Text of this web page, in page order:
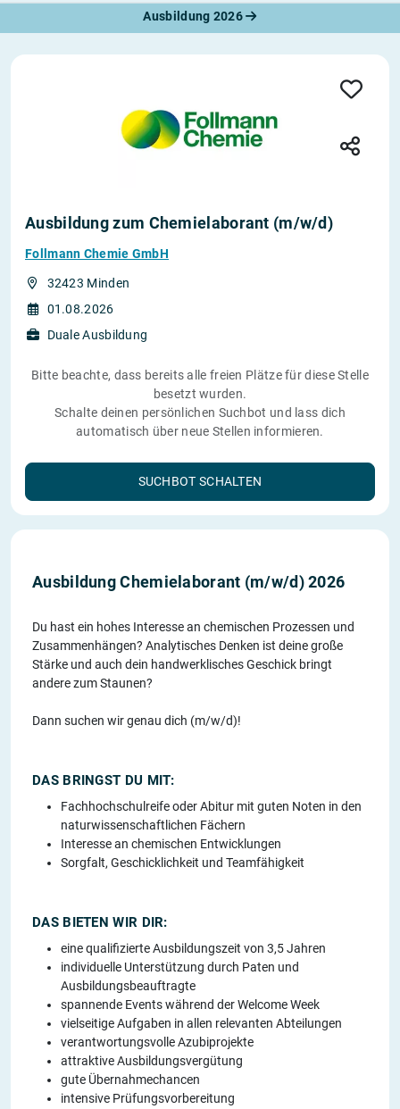
Ausbildung 2026
Ausbildung zum Chemielaborant (m/w/d)
Follmann Chemie GmbH
32423 Minden
01.08.2026
Duale Ausbildung
Bitte beachte, dass bereits alle freien Plätze für diese Stelle
besetzt wurden.
Schalte deinen persönlichen Suchbot und lass dich
automatisch über neue Stellen informieren.
SUCHBOT SCHALTEN
Ausbildung Chemielaborant (m/w/d) 2026
Du hast ein hohes Interesse an chemischen Prozessen und
Zusammenhängen? Analytisches Denken ist deine große
Stärke und auch dein handwerklisches Geschick bringt
andere zum Staunen?
Dann suchen wir genau dich (m/w/d)!
DAS BRINGST DU MIT:
Fachhochschulreife oder Abitur mit guten Noten in den
naturwissenschaftlichen Fächern
Interesse an chemischen Entwicklungen
Sorgfalt, Geschicklichkeit und Teamfähigkeit
DAS BIETEN WIR DIR:
eine qualifizierte Ausbildungszeit von 3,5 Jahren
individuelle Unterstützung durch Paten und
Ausbildungsbeauftragte
spannende Events während der Welcome Week
vielseitige Aufgaben in allen relevanten Abteilungen
verantwortungsvolle Azubiprojekte
attraktive Ausbildungsvergütung
gute Übernahmechancen
intensive Prüfungsvorbereitung